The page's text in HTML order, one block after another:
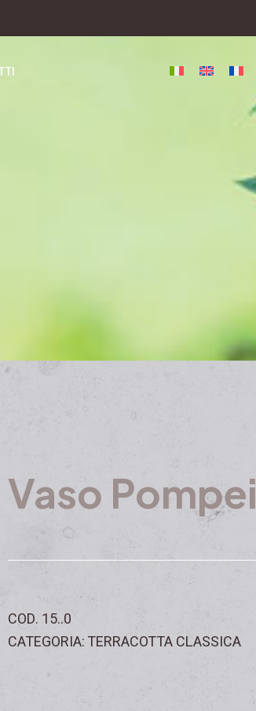
Vaso Pompei
COD. 15..0
CATEGORIA: TERRACOTTA CLASSICA